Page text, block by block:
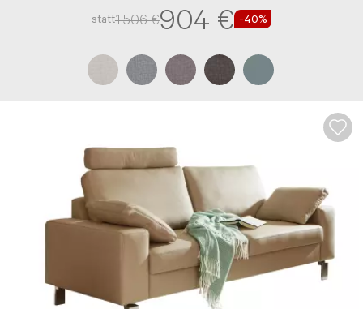
statt1.506 €904 € -40%